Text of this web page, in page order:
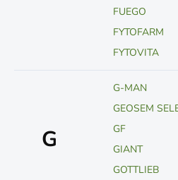
FUEGO
FYTOFARM
FYTOVITA
G
G-MAN
GEOSEM
GF
GIANT
GOTTLIEB